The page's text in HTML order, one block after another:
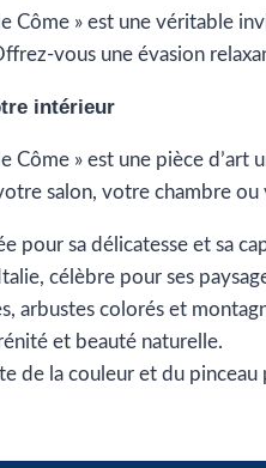
Côme » est une véritable
vous une évasion
intérieur
Côme » est une pièce
salon, votre chambre
pour sa délicatesse et sa
célèbre pour ses
arbustes colorés et
et beauté naturelle.
de la couleur et du